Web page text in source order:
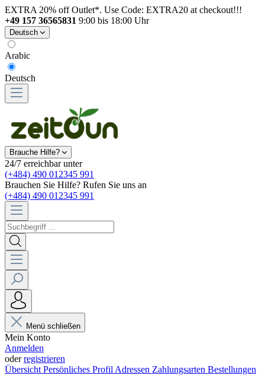
EXTRA 20% off Outlet*. Use Code: EXTRA20 at checkout!!!
+49 157 36565831 9:00 bis 18:00 Uhr
Deutsch
Arabic
Deutsch
Brauche Hilfe?
24/7 erreichbar unter
(+484) 490 012345 991
Brauchen Sie Hilfe? Rufen Sie uns an
(+484) 490 012345 991
Menü schließen
Mein Konto
Anmelden
oderregistrieren
Übersicht Persönliches Profil Adressen Zahlungsarten Bestellungen